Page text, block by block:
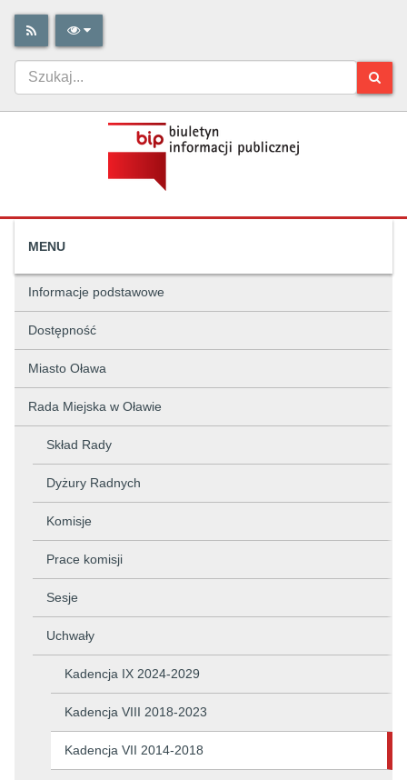
MENU
Informacje podstawowe
Dostępność
Miasto Oława
Rada Miejska w Oławie
Skład Rady
Dyżury Radnych
Komisje
Prace komisji
Sesje
Uchwały
Kadencja IX 2024-2029
Kadencja VIII 2018-2023
Kadencja VII 2014-2018